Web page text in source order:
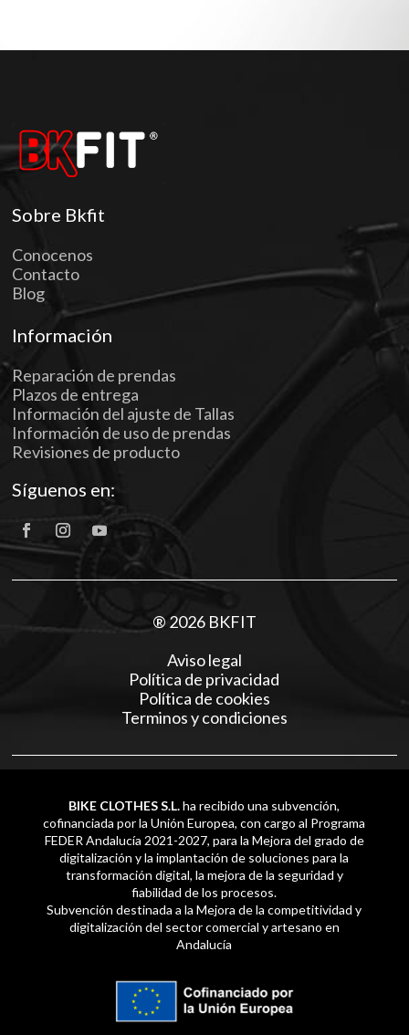
Sobre Bkfit
Conocenos
Contacto
Blog
Información
Reparación de prendas
Plazos de entrega
Información del ajuste de Tallas
Información de uso de prendas
Revisiones de producto
Síguenos en:
® 2026 BKFIT
Aviso legal
Política de privacidad
Política de cookies
Terminos y condiciones
BIKE CLOTHES S.L.ha recibido una subvención,
cofinanciada por la Unión Europea, con cargo al Programa
FEDER Andalucía 2021-2027, para la Mejora del grado de
digitalización y la implantación de soluciones para la
transformación digital, la mejora de la seguridad y
fiabilidad de los procesos.
Subvención destinada a la Mejora de la competitividad y
digitalización del sector comercial y artesano en
Andalucía